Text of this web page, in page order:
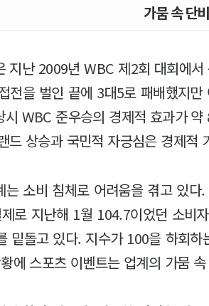
가뭄 속 단비
지난 2009년 WBC 제2회 대회에
전을 벌인 끝에 3대5로 패배했지
시 WBC 준우승의 경제적 효과가
드 상승과 국민적 자긍심은 경제적
는 소비 침체로 어려움을 겪고 있
로 지난해 1월 104.7이었던 소비
밑돌고 있다. 지수가 100을 하회
에 스포츠 이벤트는 업계의 가뭄